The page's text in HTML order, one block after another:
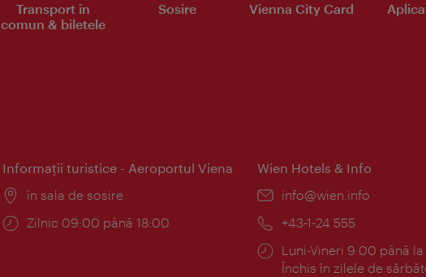
Transport în
comun & biletele
Sosire Vienna City Card
Informaţii turistice - Aeroportul Viena
Locul:
în sala de sosire
Program:
Zilnic 09:00 până 18:00
Wien Hotels & Info
E-
info@wien.info
Telefon:
+43-1-24 555
Program:
Luni-Vineri 9:00 până la
Închis în zilele de